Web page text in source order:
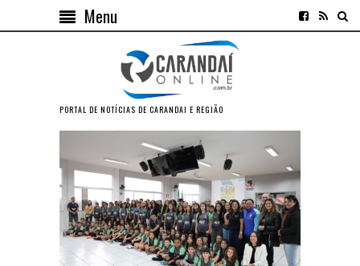
Menu
PORTAL DE NOTÍCIAS DE CARANDAI E REGIÃO